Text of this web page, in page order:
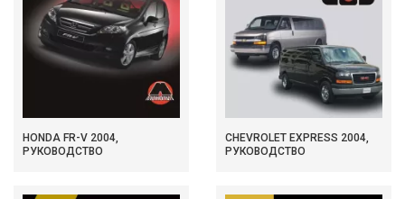
HONDA FR-V 2004,
РУКОВОДСТВО
CHEVROLET EXPRESS 2004,
РУКОВОДСТВО